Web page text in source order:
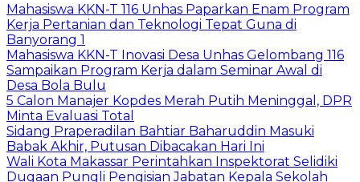
Mahasiswa KKN-T 116 Unhas Paparkan Enam Program
Kerja Pertanian dan Teknologi Tepat Guna di
Banyorang 1
Mahasiswa KKN-T Inovasi Desa Unhas Gelombang 116
Sampaikan Program Kerja dalam Seminar Awal di
Desa Bola Bulu
5 Calon Manajer Kopdes Merah Putih Meninggal, DPR
Minta Evaluasi Total
Sidang Praperadilan Bahtiar Baharuddin Masuki
Babak Akhir, Putusan Dibacakan Hari Ini
Wali Kota Makassar Perintahkan Inspektorat Selidiki
Dugaan Pungli Pengisian Jabatan Kepala Sekolah